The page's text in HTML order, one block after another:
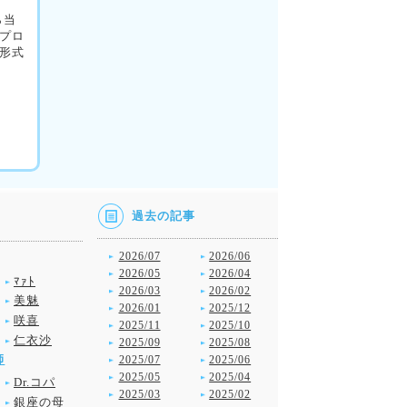
ロ
式
ﾏｧﾄ
美魅
咲喜
仁衣沙
Dr.コパ
銀座の母
過去の記事
2026/07
2026/06
2026/05
2026/04
2026/03
2026/02
2026/01
2025/12
2025/11
2025/10
2025/09
2025/08
2025/07
2025/06
2025/05
2025/04
2025/03
2025/02